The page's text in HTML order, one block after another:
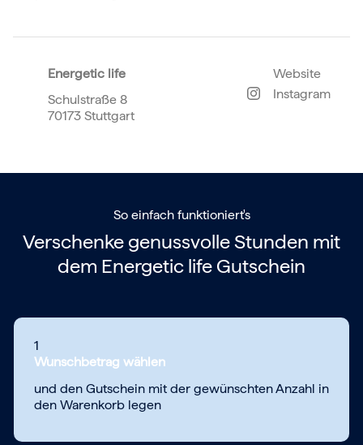
Energetic life
Schulstraße 8
70173 Stuttgart
Website
Instagram
So einfach funktioniert's
Verschenke genussvolle Stunden mit
dem Energetic life Gutschein
1
Wunschbetrag wählen
und den Gutschein mit der gewünschten Anzahl in
den Warenkorb legen